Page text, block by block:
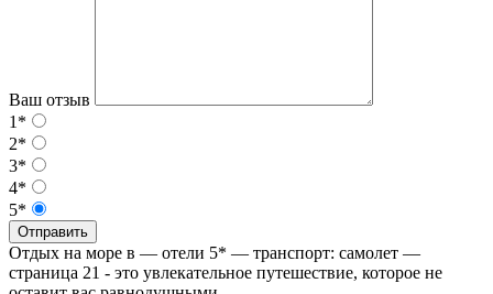
Ваш отзыв
1*
2*
3*
4*
5*
Отправить
Отдых на море в — отели 5* — транспорт: самолет —
страница 21 - это увлекательное путешествие, которое не